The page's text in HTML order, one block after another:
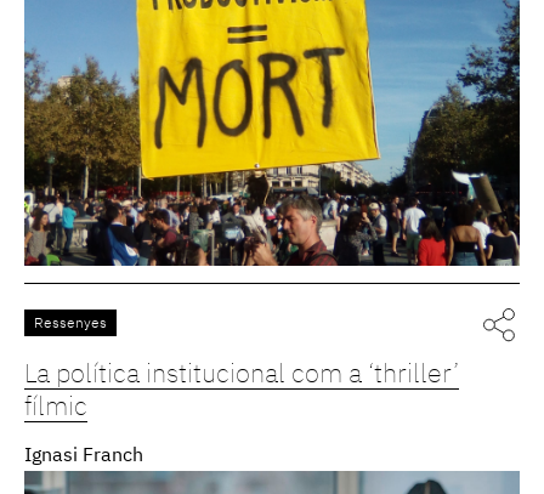
Ressenyes
La política institucional com a ‘thriller’
fílmic
Ignasi Franch